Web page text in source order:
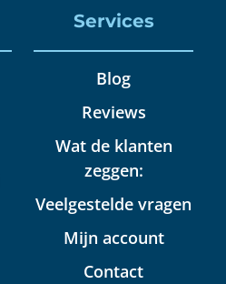
Services
Blog
Reviews
Wat de klanten
zeggen:
Veelgestelde vragen
Mijn account
Contact